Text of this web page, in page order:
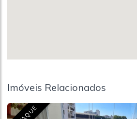
Imóveis Relacionados